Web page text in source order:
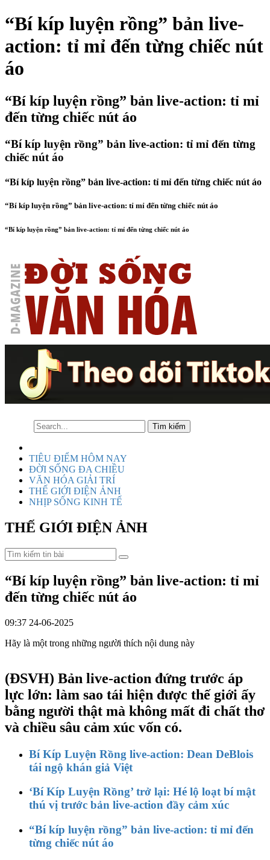
“Bí kíp luyện rồng” bản live-
action: tỉ mỉ đến từng chiếc nút
áo
“Bí kíp luyện rồng” bản live-action: tỉ mỉ
đến từng chiếc nút áo
“Bí kíp luyện rồng” bản live-action: tỉ mỉ đến từng
chiếc nút áo
“Bí kíp luyện rồng” bản live-action: tỉ mỉ đến từng chiếc nút áo
“Bí kíp luyện rồng” bản live-action: tỉ mỉ đến từng chiếc nút áo
“Bí kíp luyện rồng” bản live-action: tỉ mỉ đến từng chiếc nút áo
TIÊU ĐIỂM HÔM NAY
ĐỜI SỐNG ĐA CHIỀU
VĂN HÓA GIẢI TRÍ
THẾ GIỚI ĐIỆN ẢNH
NHỊP SỐNG KINH TẾ
THẾ GIỚI ĐIỆN ẢNH
“Bí kíp luyện rồng” bản live-action: tỉ mỉ
đến từng chiếc nút áo
09:37 24-06-2025
Hãy là một trong những người thích nội dung này
(ĐSVH) Bản live-action đứng trước áp
lực lớn: làm sao tái hiện được thế giới ấy
bằng người thật mà không mất đi chất thơ
và chiều sâu cảm xúc vốn có.
Bí Kíp Luyện Rồng live-action: Dean DeBlois
tái ngộ khán giả Việt
‘Bí Kíp Luyện Rồng’ trở lại: Hé lộ loạt bí mật
thú vị trước bản live-action đầy cảm xúc
“Bí kíp luyện rồng” bản live-action: tỉ mỉ đến
từng chiếc nút áo